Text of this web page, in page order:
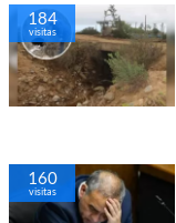
184
visitas
160
visitas